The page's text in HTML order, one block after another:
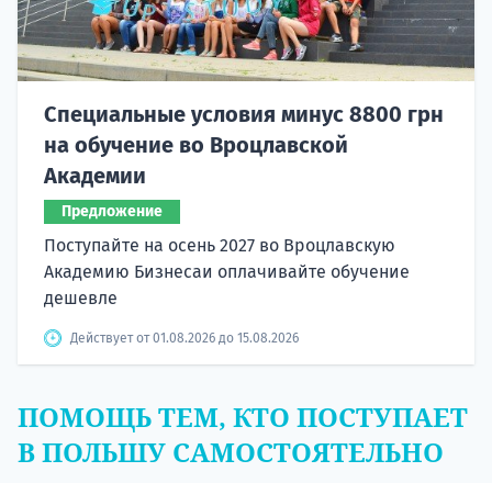
Специальные условия минус 8800 грн
на обучение во Вроцлавской
Академии
Предложение
Поступайте на осень 2027 во Вроцлавскую
Академию Бизнесаи оплачивайте обучение
дешевле
Действует от 01.08.2026 до 15.08.2026
ПОМОЩЬ ТЕМ, КТО ПОСТУПАЕТ
В ПОЛЬШУ САМОСТОЯТЕЛЬНО